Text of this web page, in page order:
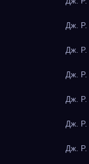
Дж. Р.
Дж. Р.
Дж. Р.
Дж. Р.
Дж. Р.
Дж. Р.